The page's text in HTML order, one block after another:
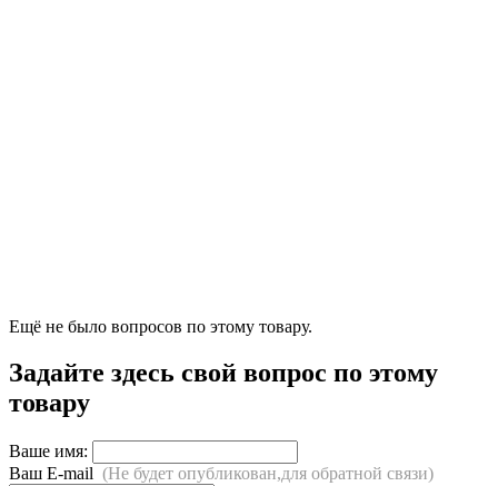
Ещё не было вопросов по этому товару.
Задайте здесь свой вопрос по этому
товару
Ваше имя:
Ваш E-mail (Не будет опубликован,для обратной связи)